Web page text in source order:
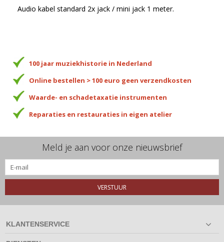
Audio kabel standard 2x jack / mini jack 1 meter.
100 jaar muziekhistorie in Nederland
Online bestellen > 100 euro geen verzendkosten
Waarde- en schadetaxatie instrumenten
Reparaties en restauraties in eigen atelier
Meld je aan voor onze nieuwsbrief
VERSTUUR
KLANTENSERVICE